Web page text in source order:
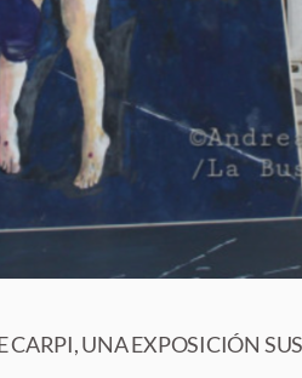
CARPI, UNA EXPOSICIÓN